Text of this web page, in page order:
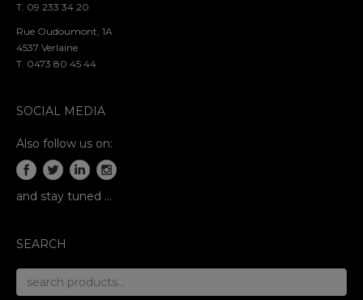
T. 09 233 34 20
Rue Oudoumont, 1A
4537 Verlaine
T. 0473 80 45 44
SOCIAL MEDIA
Also follow us on:
and stay tuned …
SEARCH
search
for: